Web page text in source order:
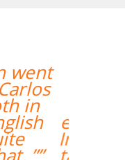
um
de